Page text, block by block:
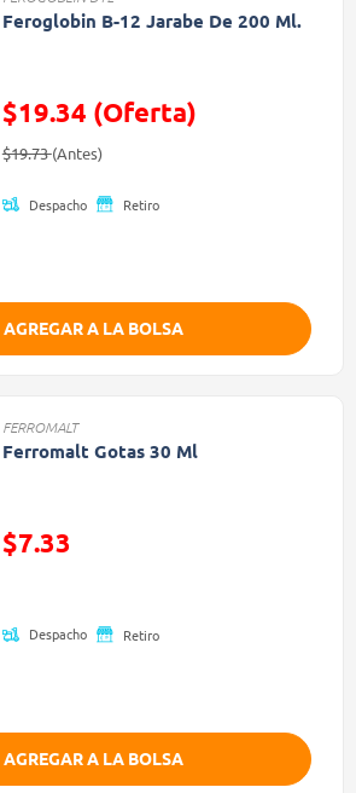
Feroglobin B-12 Jarabe De 200 Ml.
$19.34 (Oferta)
Precio reducido de
$19.73(Antes)(Oferta)
Despacho Retiro
AGREGAR A LA BOLSA
FERROMALT
Ferromalt Gotas 30 Ml
$7.33
Despacho Retiro
AGREGAR A LA BOLSA